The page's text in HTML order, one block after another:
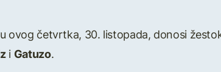
ovog četvrtka, 30. listopada, donosi
i Gatuzo.